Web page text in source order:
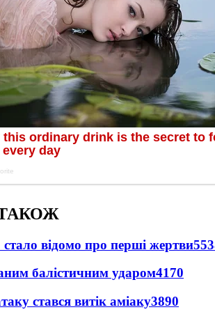
відомо про перші жертви
балістичним ударом4170
стався витік аміаку3890